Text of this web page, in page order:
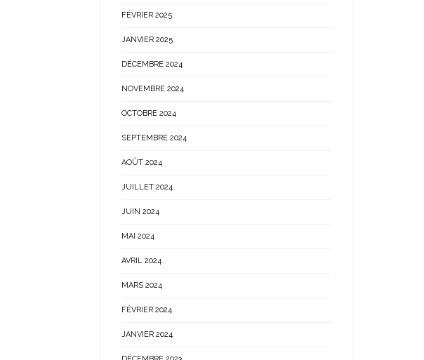
FÉVRIER 2025
JANVIER 2025
DÉCEMBRE 2024
NOVEMBRE 2024
OCTOBRE 2024
SEPTEMBRE 2024
AOÛT 2024
JUILLET 2024
JUIN 2024
MAI 2024
AVRIL 2024
MARS 2024
FÉVRIER 2024
JANVIER 2024